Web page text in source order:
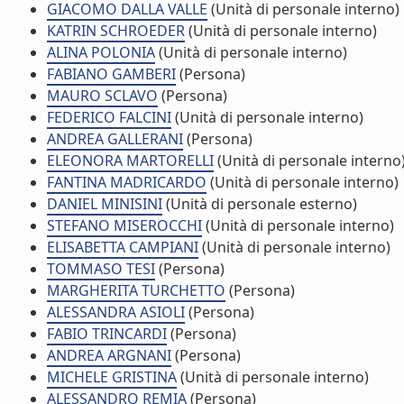
GIACOMO DALLA VALLE (Unità di personale interno)
KATRIN SCHROEDER(Unità di personale interno)
ALINA POLONIA(Unità di personale interno)
FABIANO GAMBERI(Persona)
MAURO SCLAVO (Persona)
FEDERICO FALCINI(Unità di personale interno)
ANDREA GALLERANI(Persona)
ELEONORA MARTORELLI(Unità di personale
FANTINA MADRICARDO (Unità di personale interno)
DANIEL MINISINI(Unità di personale esterno)
STEFANO MISEROCCHI(Unità di personale interno)
ELISABETTA CAMPIANI(Unità di personale interno)
TOMMASO TESI(Persona)
MARGHERITA TURCHETTO (Persona)
ALESSANDRA ASIOLI(Persona)
FABIO TRINCARDI(Persona)
ANDREA ARGNANI(Persona)
MICHELE GRISTINA(Unità di personale interno)
ALESSANDRO REMIA(Persona)